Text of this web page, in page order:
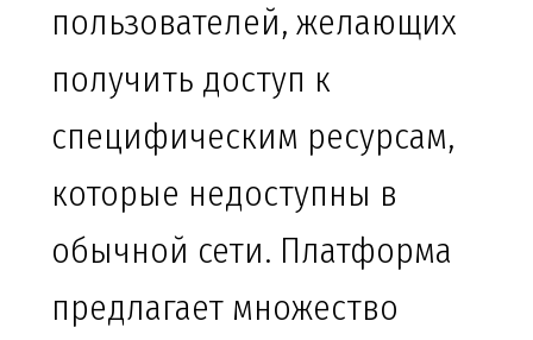
пользователей, желающих
получить доступ к
специфическим ресурсам,
которые недоступны в
обычной сети. Платформа
предлагает множество